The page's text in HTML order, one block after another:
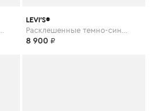
LEVI’S®
8 900 ₽